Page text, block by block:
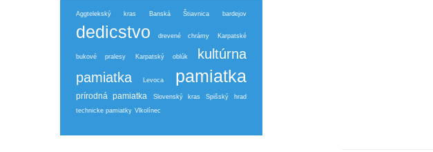
Aggtelekský kras Banská Štiavnica bardejov
dedicstvo drevené chrámy Karpatské
bukové pralesy Karpatský oblúk
kultúrna
pamiatka
Levoca pamiatka
prírodná pamiatka Slovenský kras
Spišský hrad
technicke pamiatky Vlkolínec